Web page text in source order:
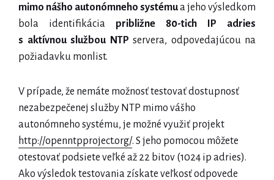
mimo nášho autonómneho systémua jeho výsledkom
bola identifikácia približne 80-tich IP adries
s aktívnou službou NTP servera, odpovedajúcou na
požiadavku monlist.
V prípade, že nemáte možnosť testovať dostupnosť
nezabezpečenej služby NTP mimo vášho
autonómneho systému, je možné využiť projekt
http://openntpproject.org/. S jeho pomocou môžete
otestovať podsiete veľké až 22 bitov (1024 ip adries).
Ako výsledok testovania získate veľkosť odpovede